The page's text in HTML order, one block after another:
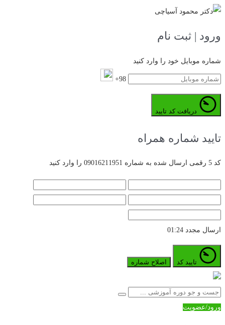
ورود | ثبت نام
شماره موبایل خود را وارد کنید
98+
تایید شماره همراه
کد 5 رقمی ارسال شده به شماره 09016211951 را وارد کنید
ارسال مجدد 01:24
اصلاح شماره
ورود/عضویت